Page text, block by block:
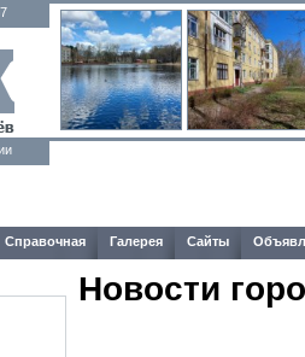
Справочная Галерея Сайты
Новости